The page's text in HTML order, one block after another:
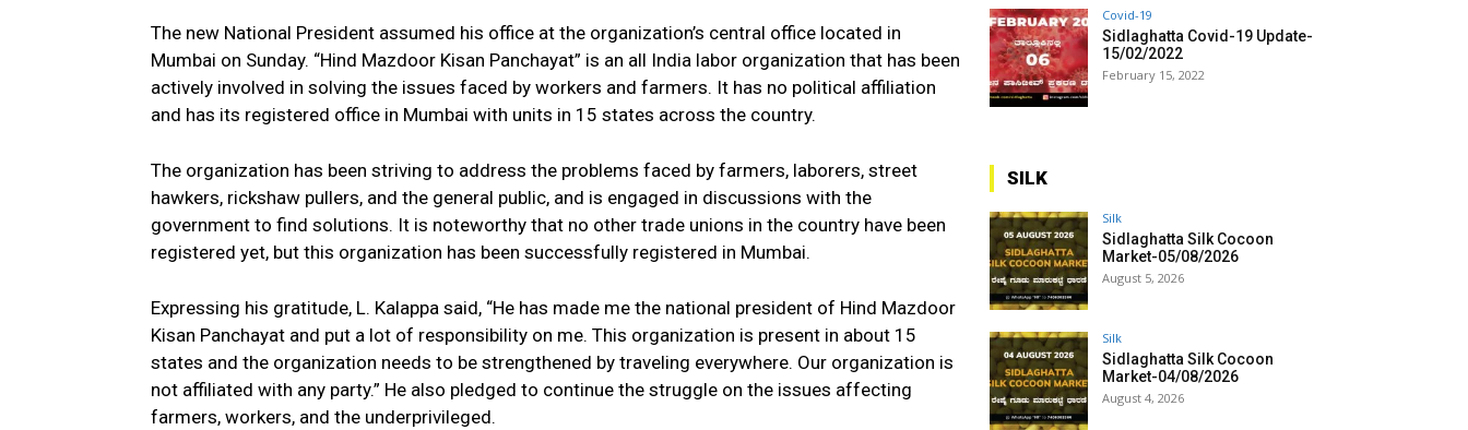
The new National President assumed his office at the organization’s central office located in
Mumbai on Sunday. “Hind Mazdoor Kisan Panchayat” is an all India labor organization that has been
actively involved in solving the issues faced by workers and farmers. It has no political affiliation
and has its registered office in Mumbai with units in 15 states across the country.
The organization has been striving to address the problems faced by farmers, laborers, street
hawkers, rickshaw pullers, and the general public, and is engaged in discussions with the
government to find solutions. It is noteworthy that no other trade unions in the country have been
registered yet, but this organization has been successfully registered in Mumbai.
Expressing his gratitude, L. Kalappa said, “He has made me the national president of Hind Mazdoor
Kisan Panchayat and put a lot of responsibility on me. This organization is present in about 15
states and the organization needs to be strengthened by traveling everywhere. Our organization is
not affiliated with any party.” He also pledged to continue the struggle on the issues affecting
farmers, workers, and the underprivileged.
Covid-19
Sidlaghatta Covid-19 Update-
15/02/2022
February 15, 2022
SILK
Silk
Sidlaghatta Silk Cocoon
Market-05/08/2026
August 5, 2026
Silk
Sidlaghatta Silk Cocoon
Market-04/08/2026
August 4, 2026